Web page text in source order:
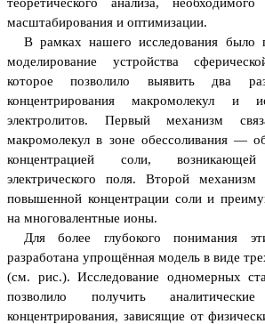
масштабирования и оптимизации.
В рамках нашего исследования было
моделирование устройства
которое позволило выявить два
концентрирования макромолекул и
электролитов. Первый механизм
макромолекул в зоне обессоливания —
концентрацией соли,
электрического поля. Второй
повышенной концентрации соли и
на многовалентные ионы.
Для более глубокого понимания
разработана упрощённая модель в виде
(см. рис.). Исследование одномерных
позволило получить
концентрирования, зависящие от